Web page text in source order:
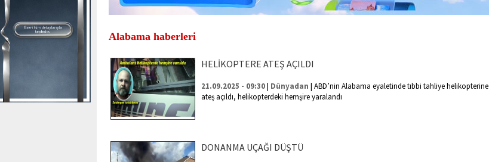
Alabama haberleri
HELİKOPTERE ATEŞ AÇILDI
21.09.2025 - 09:30| Dünyadan | ABD’nin Alabama eyaletinde tıbbi tahliye helikopterine
ateş açıldı, helikopterdeki hemşire yaralandı
DONANMA UÇAĞI DÜŞTÜ